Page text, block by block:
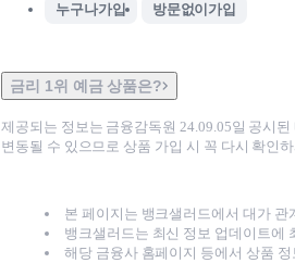
누구나가입 방문없이가입
금리 1위 예금 상품은?
제공되는 정보는 금융감독원24.09.05일 공시
변동될 수 있으므로 상품 가입 시 꼭 다시 확인
본 페이지는 뱅크샐러드에서 대가
뱅크샐러드는 최신 정보 업데이트에
해당 금융사 홈페이지 등에서 상품